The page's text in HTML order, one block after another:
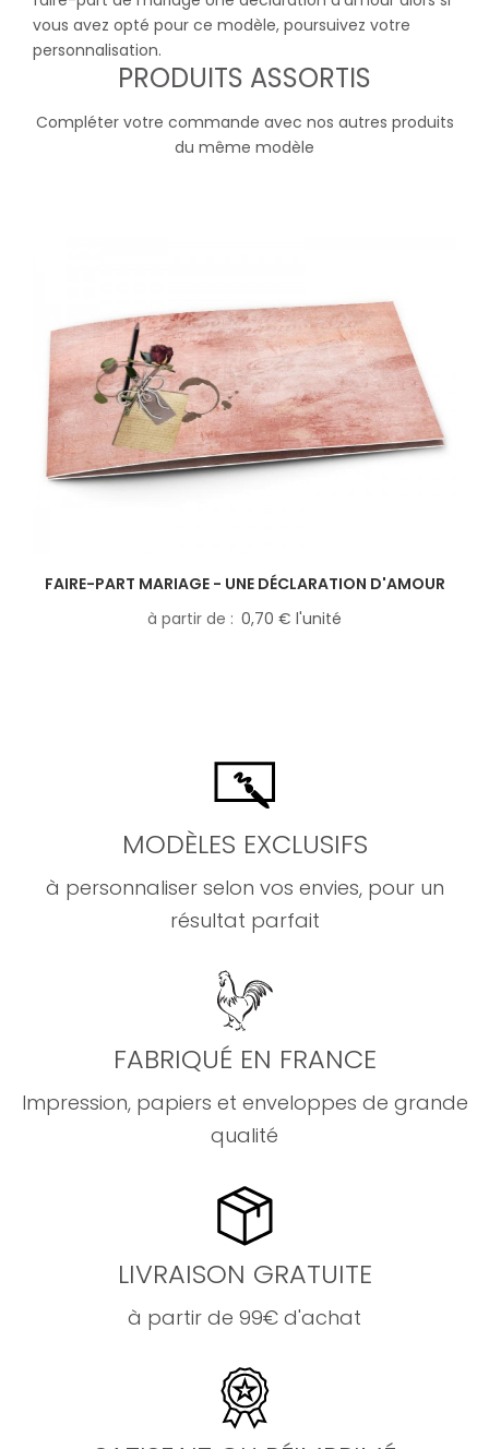
vous avez opté pour ce modèle, poursuivez votre
personnalisation.
PRODUITS ASSORTIS
Compléter votre commande avec nos autres produits
du même modèle
FAIRE-PART MARIAGE - UNE DÉCLARATION D'AMOUR
à partir de
0,70 € l'unité
MODÈLES EXCLUSIFS
à personnaliser selon vos envies, pour un
résultat parfait
FABRIQUÉ EN FRANCE
Impression, papiers et enveloppes de grande
qualité
LIVRAISON GRATUITE
à partir de 99€ d'achat